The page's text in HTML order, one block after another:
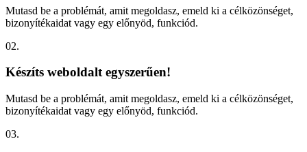
Mutasd be a problémát, amit megoldasz, emeld ki a célközönséget,
bizonyítékaidat vagy egy előnyöd, funkciód.
02.
Készíts weboldalt egyszerűen!
Mutasd be a problémát, amit megoldasz, emeld ki a célközönséget,
bizonyítékaidat vagy egy előnyöd, funkciód.
03.